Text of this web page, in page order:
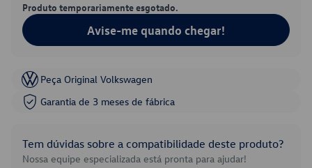
Produto temporariamente esgotado.
Avise-me quando chegar!
Peça Original Volkswagen
Garantia de 3 meses de fábrica
Tem dúvidas sobre a compatibilidade deste produto?
Nossa equipe especializada está pronta para ajudar!